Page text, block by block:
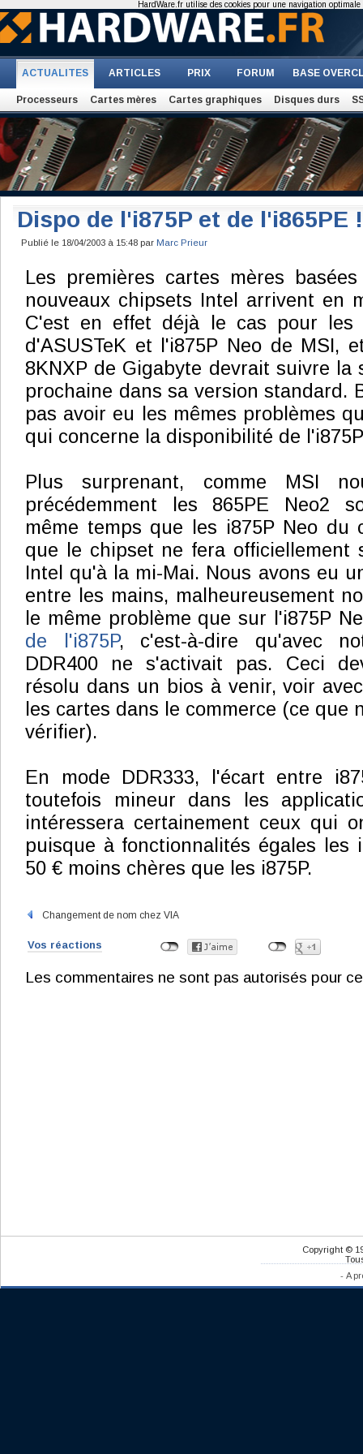
ACTUALITES ARTICLES PRIX FORUM BASE
Processeurs Cartes mères Cartes graphiques Disques durs
Dispo de l'i875P et de l'i865PE !
Publié le 18/04/2003 à 15:48 par Marc Prieur
Les premières cartes mères
nouveaux chipsets Intel arrivent en
C'est en effet déjà le cas pour les
d'ASUSTeK et l'i875P Neo de MSI,
8KNXP de Gigabyte devrait suivre la
prochaine dans sa version standard.
pas avoir eu les mêmes problèmes
qui concerne la disponibilité de
Plus surprenant, comme MSI
précédemment les 865PE Neo2
même temps que les i875P Neo du
que le chipset ne fera officiellement
Intel qu'à la mi-Mai. Nous avons eu
entre les mains, malheureusement
le même problème que sur l'i875P
de l'i875P, c'est-à-dire qu'avec
DDR400 ne s'activait pas. Ceci
résolu dans un bios à venir, voir
les cartes dans le commerce (ce que
vérifier).
En mode DDR333, l'écart entre
toutefois mineur dans les
intéressera certainement ceux qui
puisque à fonctionnalités égales les
50 € moins chères que les i875P.
Changement de nom chez VIA
Vos réactions
Les commentaires ne sont pas autorisés pour
Copyright ©
- A
HardWare.fr utilise des cookies pour une navigation